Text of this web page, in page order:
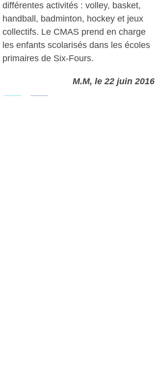
différentes activités : volley, basket,
handball, badminton, hockey et jeux
collectifs. Le CMAS prend en charge
les enfants scolarisés dans les écoles
primaires de Six-Fours.
M.M, le 22 juin 2016